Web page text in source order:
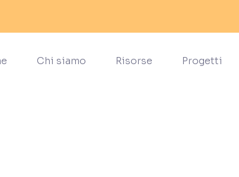
Chi siamo Risorse Progetti